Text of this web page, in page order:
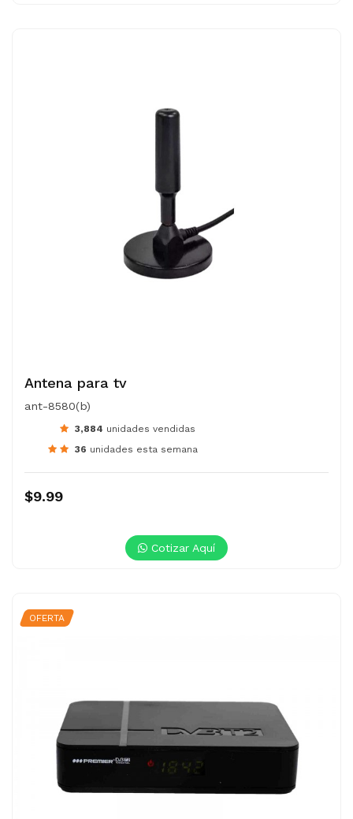
Antena para tv
ant-8580(b)
3,884 unidades vendidas
36 unidades esta semana
$9.99
Cotizar Aquí
OFERTA